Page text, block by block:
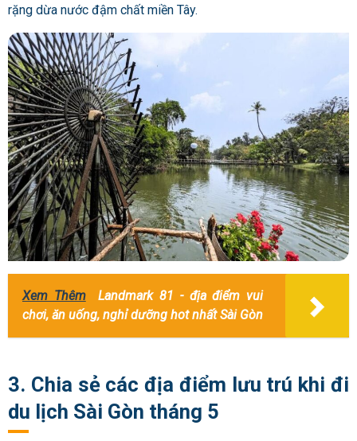
rặng dừa nước đậm chất miền Tây.
Xem Thêm
Landmark 81 - địa điểm vui
chơi, ăn uống, nghỉ dưỡng hot nhất Sài Gòn
3. Chia sẻ các địa điểm lưu trú khi đi
du lịch Sài Gòn tháng 5